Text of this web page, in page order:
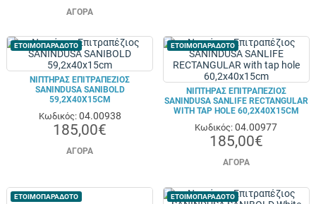
ΑΓΟΡΆ
ΕΤΟΙΜΟΠΑΡΑΔΟΤΟ
ΝΙΠΤΉΡΑΣ ΕΠΙΤΡΑΠΈΖΙΟΣ
SANINDUSA SANIBOLD
59,2X40X15CM
Κωδικός: 04.00938
185,00€
ΑΓΟΡΆ
ΕΤΟΙΜΟΠΑΡΑΔΟΤΟ
ΝΙΠΤΉΡΑΣ ΕΠΙΤΡΑΠΈΖΙΟΣ
SANINDUSA SANLIFE RECTANGULAR
WITH TAP HOLE 60,2X40X15CM
Κωδικός:04.00977
185,00€
ΑΓΟΡΆ
ΕΤΟΙΜΟΠΑΡΑΔΟΤΟ ΕΤΟΙΜΟΠΑΡΑΔΟΤΟ